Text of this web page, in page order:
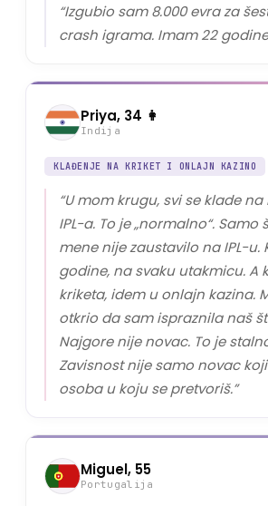
“Izgubio sam 8.000 evra za
crash igrama. Imam 22
Priya, 34 👩
Indija
KLAĐENJE NA KRIKET I ONLAJN KAZINO
“U mom krugu, svi se klade
IPL-a. To je „normalno“. Samo
mene nije zaustavilo na IPL-u.
godine, na svaku utakmicu. A
kriketa, idem u onlajn kazina.
otkrio da sam ispraznila naš
Najgore nije novac. To je
Zavisnost nije samo novac
osoba u koju se pretvoriš.”
Miguel, 55
Portugalija